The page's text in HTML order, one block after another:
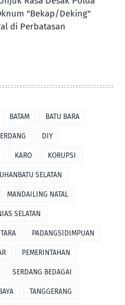
"Bekap/Deking"
di Perbatasan
BATAM BATU BARA
DIY
KARO KORUPSI
SELATAN
MANDAILING NATAL
SELATAN
PADANGSIDIMPUAN
PEMERINTAHAN
SERDANG BEDAGAI
TANGGERANG